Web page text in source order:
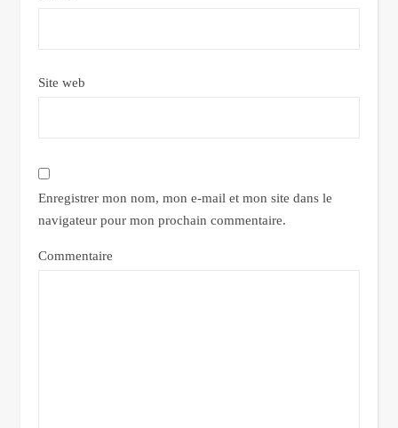
Site web
Enregistrer mon nom, mon e-mail et mon site dans le
navigateur pour mon prochain commentaire.
Commentaire